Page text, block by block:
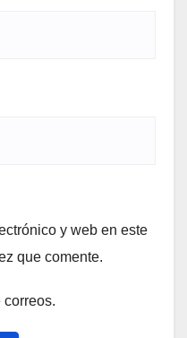
y web en este
que comente.
correos.